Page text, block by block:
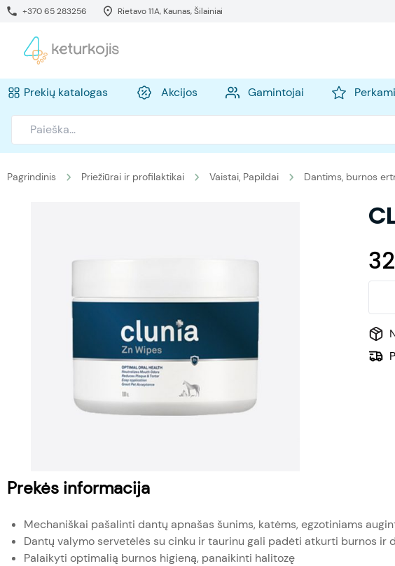
+370 65 283256 Rietavo 11A, Kaunas, Šilainiai
Prekių katalogas Akcijos Gamintojai
Pagrindinis Priežiūrai ir profilaktikai Vaistai, Papildai Dantims, burnos
Prekės informacija
Mechaniškai pašalinti dantų apnašas šunims, katėms, egzotiniams
Dantų valymo servetėlės su cinku ir taurinu gali padėti atkurti burnos ir
Palaikyti optimalią burnos higieną, panaikinti halitozę